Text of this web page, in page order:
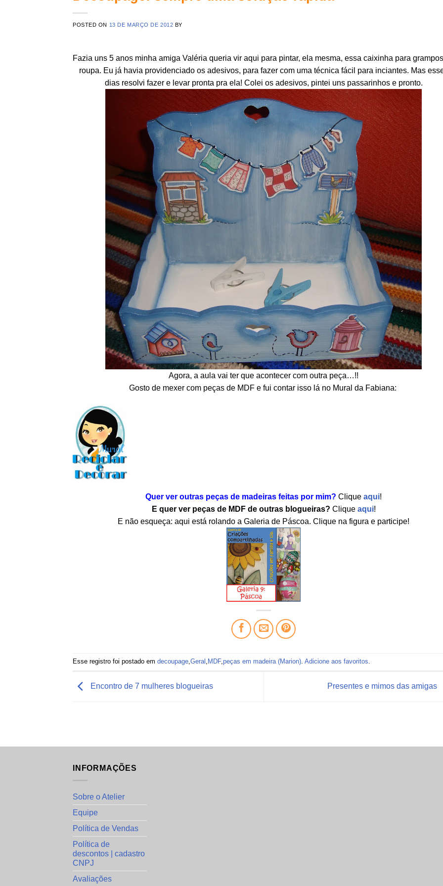
POSTED ON 13 DE MARÇO DE 2012 BY
Fazia uns 5 anos minha amiga Valéria queria vir aqui para pintar, ela mesma, essa caixinha para
roupa. Eu já havia providenciado os adesivos, para fazer com uma técnica fácil para inciantes. Mas
dias resolvi fazer e levar pronta pra ela! Colei os adesivos, pintei uns passarinhos e pronto.
Agora, a aula vai ter que acontecer com outra peça…!!
Gosto de mexer com peças de MDF e fui contar isso lá no Mural da Fabiana:
Quer ver outras peças de madeiras feitas por mim? Cliqueaqui!
E quer ver peças de MDF de outras blogueiras? Clique aqui!
E não esqueça: aqui está rolando a Galeria de Páscoa. Clique na figura e participe!
Esse registro foi postado em decoupage,Geral , MDF,peças em madeira (Marion). Adicione aos favoritos.
Encontro de 7 mulheres blogueiras Presentes e mimos das amigas
INFORMAÇÕES
Sobre o Atelier
Equipe
Política de Vendas
Política de
descontos | cadastro
CNPJ
Avaliações